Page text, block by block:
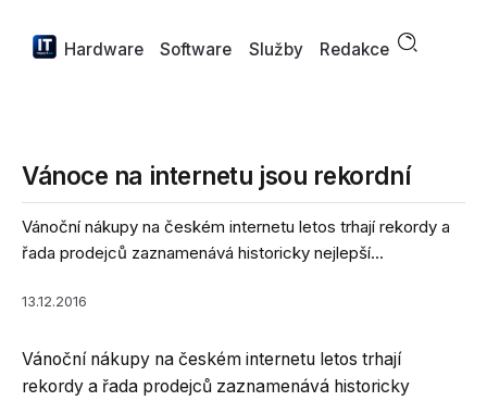
Hardware Software Služby Redakce
Vánoce na internetu jsou rekordní
Vánoční nákupy na českém internetu letos trhají rekordy a
řada prodejců zaznamenává historicky nejlepší...
13.12.2016
Vánoční nákupy na českém internetu letos trhají
rekordy a řada prodejců zaznamenává historicky